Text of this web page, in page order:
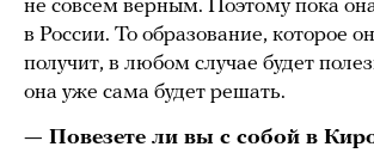
не совсем верным. Поэтому пока
в России. То образование, которое
получит, в любом случае будет
она уже сама будет решать.
— Повезете ли вы с собой в